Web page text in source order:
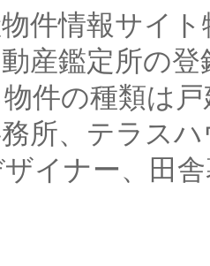
件情報サイト
産鑑定所の
件の種類は
所、テラス
イナー、田